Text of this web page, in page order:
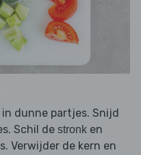
dunne partjes. Snijd
Schil de stronk en
Verwijder de kern en